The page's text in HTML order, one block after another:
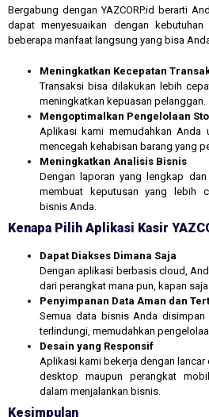
Bergabung dengan YAZCORP.id berarti
dapat menyesuaikan dengan
beberapa manfaat langsung yang bisa
Meningkatkan Kecepatan
Transaksi bisa dilakukan lebih
meningkatkan kepuasan pelanggan.
Mengoptimalkan Pengelolaan
Aplikasi kami memudahkan Anda
mencegah kehabisan barang yang
Meningkatkan Analisis Bisnis
Dengan laporan yang lengkap
membuat keputusan yang lebih
bisnis Anda.
Kenapa Pilih Aplikasi Kasir
Dapat Diakses Dimana Saja
Dengan aplikasi berbasis cloud,
dari perangkat mana pun, kapan
Penyimpanan Data Aman dan
Semua data bisnis Anda
terlindungi, memudahkan
Desain yang Responsif
Aplikasi kami bekerja dengan
desktop maupun perangkat
dalam menjalankan bisnis.
Kesimpulan